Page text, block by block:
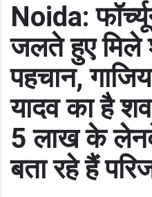
Noida:
जलते हुए मिले
पहचान,
यादव का है
5 लाख के
बता रहे हैं